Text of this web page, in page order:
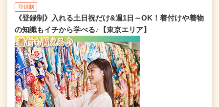
登録制
《登録制》入れる土日祝だけ&週1日～OK！着付けや着物
の知識もイチから学べる♪【東京エリア】